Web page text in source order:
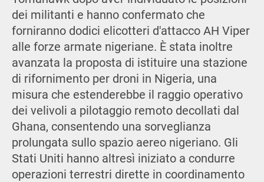
dei militanti e hanno confermato che
forniranno dodici elicotteri d'attacco AH Viper
alle forze armate nigeriane. È stata inoltre
avanzata la proposta di istituire una stazione
di rifornimento per droni in Nigeria, una
misura che estenderebbe il raggio operativo
dei velivoli a pilotaggio remoto decollati dal
Ghana, consentendo una sorveglianza
prolungata sullo spazio aereo nigeriano. Gli
Stati Uniti hanno altresì iniziato a condurre
operazioni terrestri dirette in coordinamento